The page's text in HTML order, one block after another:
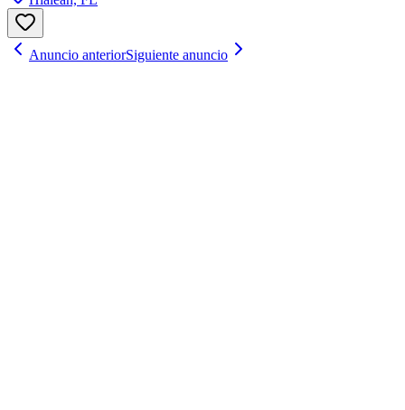
Anuncio anteriorSiguiente anuncio